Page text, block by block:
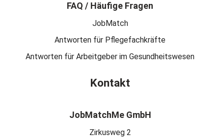
FAQ / Häufige Fragen
JobMatch
Antworten für Pflegefachkräfte
Antworten für Arbeitgeber im Gesundheitswesen
Kontakt
JobMatchMe GmbH
Zirkusweg 2